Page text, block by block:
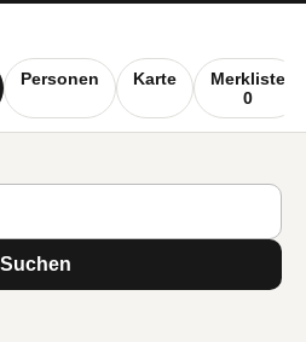
Personen Karte
Merkliste
0
Suchen